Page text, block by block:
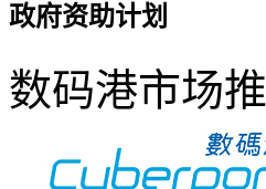
政府资助计划
数码港市场